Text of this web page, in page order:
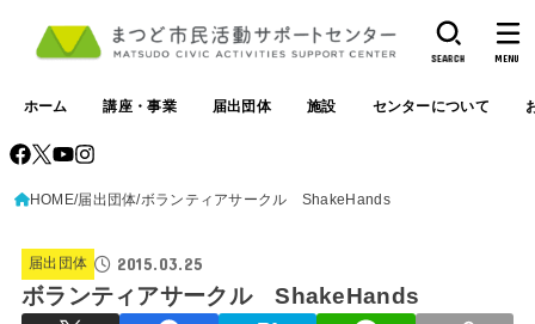
ホーム 講座・事業 届出団体 施設 センターについて
SEARCH MENU
HOME 届出団体 ボランティアサークル ShakeHands
届出団体 2015.03.25
ボランティアサークル ShakeHands